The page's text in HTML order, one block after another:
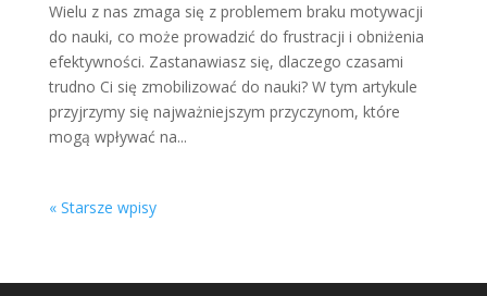
Wielu z nas zmaga się z problemem braku motywacji
do nauki, co może prowadzić do frustracji i obniżenia
efektywności. Zastanawiasz się, dlaczego czasami
trudno Ci się zmobilizować do nauki? W tym artykule
przyjrzymy się najważniejszym przyczynom, które
mogą wpływać na...
« Starsze wpisy